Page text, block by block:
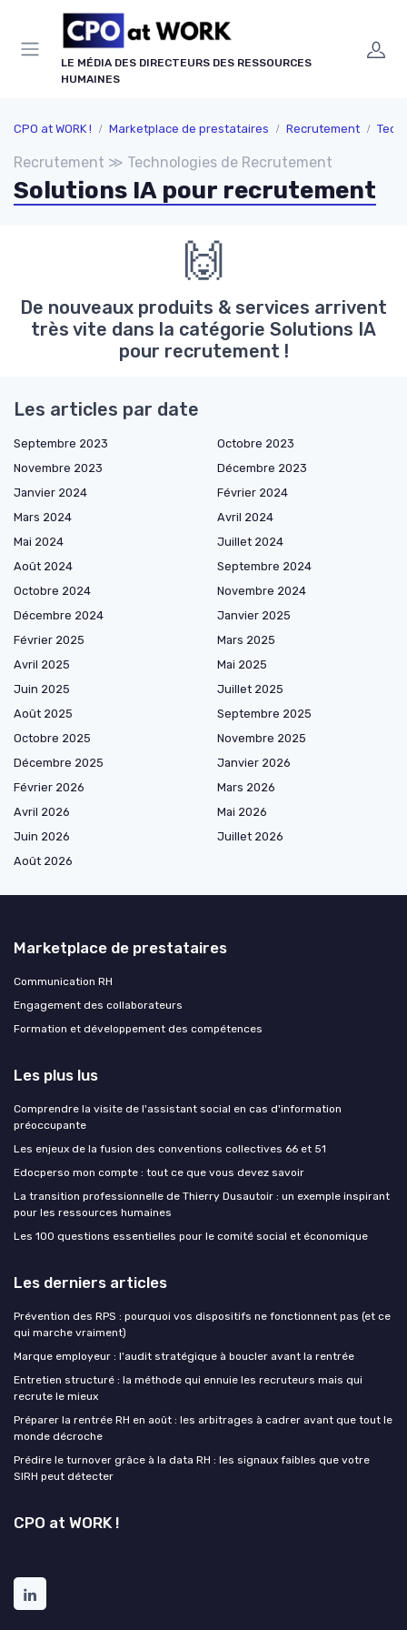
LE MÉDIA DES DIRECTEURS DES RESSOURCES
HUMAINES
CPO at WORK ! Marketplace de prestataires Recrutement
Recrutement ≫ Technologies de Recrutement
Solutions IA pour recrutement
🙌
De nouveaux produits & services arrivent
très vite dans la catégorie Solutions IA
pour recrutement !
Les articles par date
Septembre 2023
Octobre 2023
Novembre 2023
Décembre 2023
Janvier 2024
Février 2024
Mars 2024
Avril 2024
Mai 2024
Juillet 2024
Août 2024
Septembre 2024
Octobre 2024
Novembre 2024
Décembre 2024
Janvier 2025
Février 2025
Mars 2025
Avril 2025
Mai 2025
Juin 2025
Juillet 2025
Août 2025
Septembre 2025
Octobre 2025
Novembre 2025
Décembre 2025
Janvier 2026
Février 2026
Mars 2026
Avril 2026
Mai 2026
Juin 2026
Juillet 2026
Août 2026
Marketplace de prestataires
Communication RH
Engagement des collaborateurs
Formation et développement des compétences
Les plus lus
Comprendre la visite de l'assistant social en cas d'information
préoccupante
Les enjeux de la fusion des conventions collectives 66 et 51
Edocperso mon compte : tout ce que vous devez savoir
La transition professionnelle de Thierry Dusautoir : un exemple inspirant
pour les ressources humaines
Les 100 questions essentielles pour le comité social et économique
Les derniers articles
Prévention des RPS : pourquoi vos dispositifs ne fonctionnent pas (et ce
qui marche vraiment)
Marque employeur : l'audit stratégique à boucler avant la rentrée
Entretien structuré : la méthode qui ennuie les recruteurs mais qui
recrute le mieux
Préparer la rentrée RH en août : les arbitrages à cadrer avant que tout le
monde décroche
Prédire le turnover grâce à la data RH : les signaux faibles que votre
SIRH peut détecter
CPO at WORK !
Panneau de gestion des cookies